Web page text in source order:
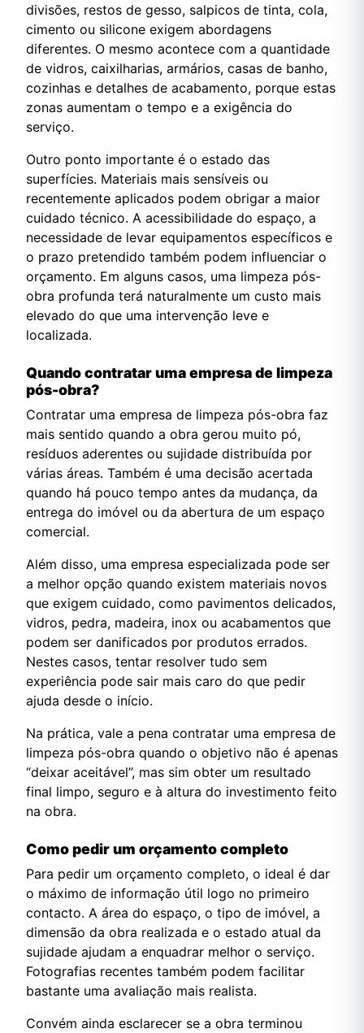
divisões, restos de gesso, salpicos de tinta, cola,
cimento ou silicone exigem abordagens
diferentes. O mesmo acontece com a quantidade
de vidros, caixilharias, armários, casas de banho,
cozinhas e detalhes de acabamento, porque estas
zonas aumentam o tempo e a exigência do
serviço.
Outro ponto importante é o estado das
superfícies. Materiais mais sensíveis ou
recentemente aplicados podem obrigar a maior
cuidado técnico. A acessibilidade do espaço, a
necessidade de levar equipamentos específicos e
o prazo pretendido também podem influenciar o
orçamento. Em alguns casos, uma limpeza pós-
obra profunda terá naturalmente um custo mais
elevado do que uma intervenção leve e
localizada.
Quando contratar uma empresa de limpeza
pós-obra?
Contratar uma empresa de limpeza pós-obra faz
mais sentido quando a obra gerou muito pó,
resíduos aderentes ou sujidade distribuída por
várias áreas. Também é uma decisão acertada
quando há pouco tempo antes da mudança, da
entrega do imóvel ou da abertura de um espaço
comercial.
Além disso, uma empresa especializada pode ser
a melhor opção quando existem materiais novos
que exigem cuidado, como pavimentos delicados,
vidros, pedra, madeira, inox ou acabamentos que
podem ser danificados por produtos errados.
Nestes casos, tentar resolver tudo sem
experiência pode sair mais caro do que pedir
ajuda desde o início.
Na prática, vale a pena contratar uma empresa de
limpeza pós-obra quando o objetivo não é apenas
“deixar aceitável”, mas sim obter um resultado
final limpo, seguro e à altura do investimento feito
na obra.
Como pedir um orçamento completo
Para pedir um orçamento completo, o ideal é dar
o máximo de informação útil logo no primeiro
contacto. A área do espaço, o tipo de imóvel, a
dimensão da obra realizada e o estado atual da
sujidade ajudam a enquadrar melhor o serviço.
Fotografias recentes também podem facilitar
bastante uma avaliação mais realista.
Convém ainda esclarecer se a obra terminou